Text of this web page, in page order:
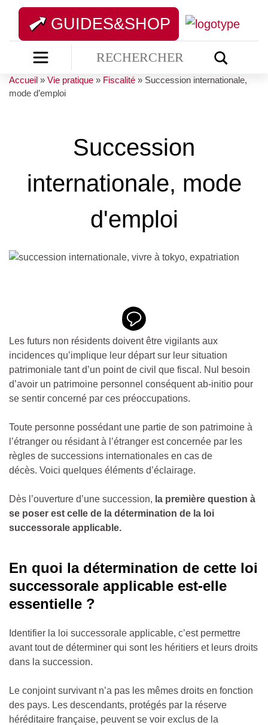
GUIDES&SHOP
Accueil » Vie pratique » Fiscalité » Succession internationale,
mode d’emploi
Succession
internationale, mode
d'emploi
Les futurs non résidents doivent être vigilants aux
incidences qu’implique leur départ sur leur situation
patrimoniale tant d’un point de civil que fiscal. Nul besoin
d’avoir un patrimoine personnel conséquent ab-initio pour
se sentir concerné par ces préoccupations.
Toute personne possédant une partie de son patrimoine à
l’étranger ou résidant à l’étranger est concernée par les
règles de successions internationales en cas de
décès. Voici quelques éléments d’éclairage.
Dès l’ouverture d’une succession, la première question à
se poser est celle de la détermination de la loi
successorale applicable.
En quoi la détermination de cette loi
successorale applicable est-elle
essentielle ?
Identifier la loi successorale applicable, c’est permettre
avant tout de déterminer qui sont les héritiers et leurs droits
dans la succession.
Le conjoint survivant n’a pas les mêmes droits en fonction
des pays. Les descendants, protégés par la réserve
héréditaire française, peuvent se voir exclus de la